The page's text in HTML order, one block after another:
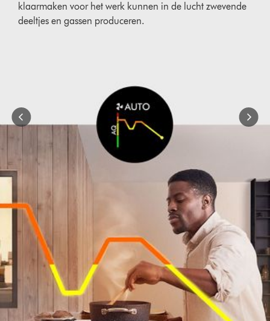
klaarmaken voor het werk kunnen in de lucht zwevende
deeltjes en gassen produceren.